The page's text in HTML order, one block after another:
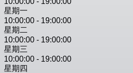
星期一
10:00:00 - 19:00:00
星期二
10:00:00 - 19:00:00
星期三
10:00:00 - 19:00:00
星期四